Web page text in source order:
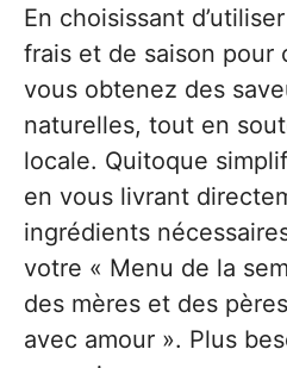
En choisissant
frais et de saison pour
vous obtenez des
naturelles, tout en
locale. Quitoque
en vous livrant
ingrédients
votre « Menu de la
des mères et des
avec amour ». Plus